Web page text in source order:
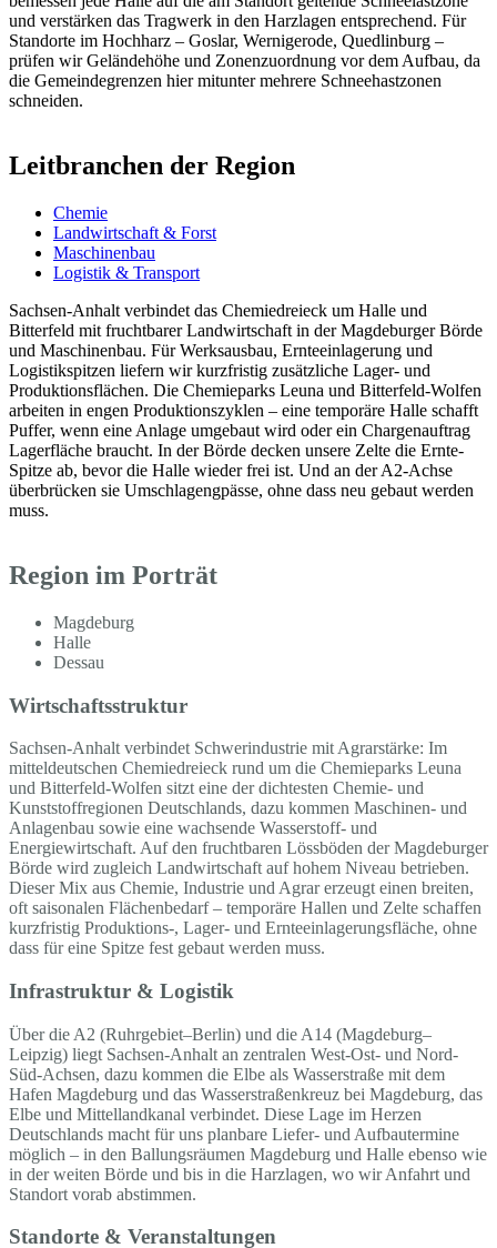
und verstärken das Tragwerk in den Harzlagen entsprechend. Für
Standorte im Hochharz – Goslar, Wernigerode, Quedlinburg –
prüfen wir Geländehöhe und Zonenzuordnung vor dem Aufbau, da
die Gemeindegrenzen hier mitunter mehrere Schneehastzonen
schneiden.
Leitbranchen der Region
Chemie
Landwirtschaft & Forst
Maschinenbau
Logistik & Transport
Sachsen-Anhalt verbindet das Chemiedreieck um Halle und
Bitterfeld mit fruchtbarer Landwirtschaft in der Magdeburger Börde
und Maschinenbau. Für Werksausbau, Ernteeinlagerung und
Logistikspitzen liefern wir kurzfristig zusätzliche Lager- und
Produktionsflächen. Die Chemieparks Leuna und Bitterfeld-Wolfen
arbeiten in engen Produktionszyklen – eine temporäre Halle schafft
Puffer, wenn eine Anlage umgebaut wird oder ein Chargenauftrag
Lagerfläche braucht. In der Börde decken unsere Zelte die Ernte-
Spitze ab, bevor die Halle wieder frei ist. Und an der A2-Achse
überbrücken sie Umschlagengpässe, ohne dass neu gebaut werden
muss.
Region im Porträt
Magdeburg
Halle
Dessau
Wirtschaftsstruktur
Sachsen-Anhalt verbindet Schwerindustrie mit Agrarstärke: Im
mitteldeutschen Chemiedreieck rund um die Chemieparks Leuna
und Bitterfeld-Wolfen sitzt eine der dichtesten Chemie- und
Kunststoffregionen Deutschlands, dazu kommen Maschinen- und
Anlagenbau sowie eine wachsende Wasserstoff- und
Energiewirtschaft. Auf den fruchtbaren Lössböden der Magdeburger
Börde wird zugleich Landwirtschaft auf hohem Niveau betrieben.
Dieser Mix aus Chemie, Industrie und Agrar erzeugt einen breiten,
oft saisonalen Flächenbedarf – temporäre Hallen und Zelte schaffen
kurzfristig Produktions-, Lager- und Ernteeinlagerungsfläche, ohne
dass für eine Spitze fest gebaut werden muss.
Infrastruktur & Logistik
Über die A2 (Ruhrgebiet–Berlin) und die A14 (Magdeburg–
Leipzig) liegt Sachsen-Anhalt an zentralen West-Ost- und Nord-
Süd-Achsen, dazu kommen die Elbe als Wasserstraße mit dem
Hafen Magdeburg und das Wasserstraßenkreuz bei Magdeburg, das
Elbe und Mittellandkanal verbindet. Diese Lage im Herzen
Deutschlands macht für uns planbare Liefer- und Aufbautermine
möglich – in den Ballungsräumen Magdeburg und Halle ebenso wie
in der weiten Börde und bis in die Harzlagen, wo wir Anfahrt und
Standort vorab abstimmen.
Standorte & Veranstaltungen